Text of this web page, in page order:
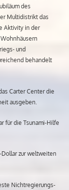
des
Multidistrikt das
Aktivity in der
und
behandelt
Carter Center die
ausgeben.
für die Tsunami-Hilfe
Dollar zur weltweiten
Nichtregierungs-